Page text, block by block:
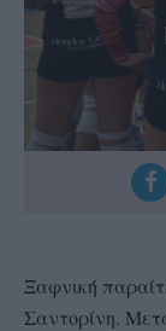
Ξαφνική
Σαντορίνη.